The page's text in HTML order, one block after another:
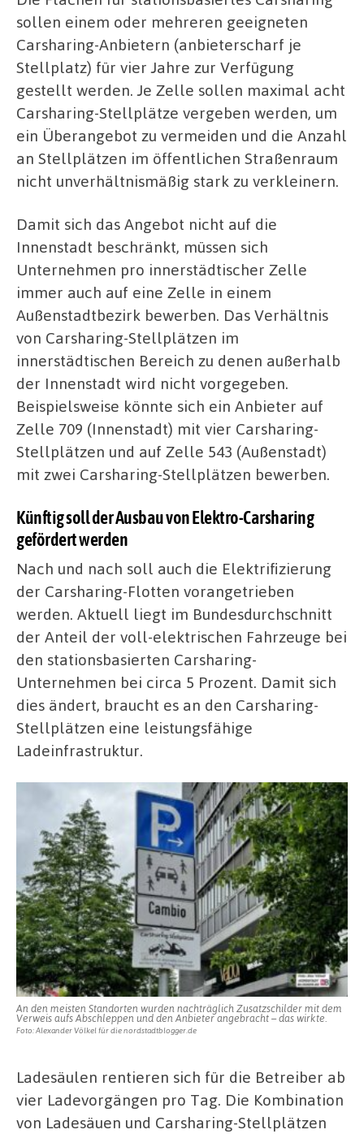
sollen einem oder mehreren geeigneten
Carsharing-Anbietern (anbieterscharf je
Stellplatz) für vier Jahre zur Verfügung
gestellt werden. Je Zelle sollen maximal acht
Carsharing-Stellplätze vergeben werden, um
ein Überangebot zu vermeiden und die Anzahl
an Stellplätzen im öffentlichen Straßenraum
nicht unverhältnismäßig stark zu verkleinern.
Damit sich das Angebot nicht auf die
Innenstadt beschränkt, müssen sich
Unternehmen pro innerstädtischer Zelle
immer auch auf eine Zelle in einem
Außenstadtbezirk bewerben. Das Verhältnis
von Carsharing-Stellplätzen im
innerstädtischen Bereich zu denen außerhalb
der Innenstadt wird nicht vorgegeben.
Beispielsweise könnte sich ein Anbieter auf
Zelle 709 (Innenstadt) mit vier Carsharing-
Stellplätzen und auf Zelle 543 (Außenstadt)
mit zwei Carsharing-Stellplätzen bewerben.
Künftig soll der Ausbau von Elektro-Carsharing
gefördert werden
Nach und nach soll auch die Elektrifizierung
der Carsharing-Flotten vorangetrieben
werden. Aktuell liegt im Bundesdurchschnitt
der Anteil der voll-elektrischen Fahrzeuge bei
den stationsbasierten Carsharing-
Unternehmen bei circa 5 Prozent. Damit sich
dies ändert, braucht es an den Carsharing-
Stellplätzen eine leistungsfähige
Ladeinfrastruktur.
An den meisten Standorten wurden nachträglich Zusatzschilder mit dem
Verweis aufs Abschleppen und den Anbieter angebracht – das wirkte.
Foto: Alexander Völkel für die nordstadtblogger.de
Ladesäulen rentieren sich für die Betreiber ab
vier Ladevorgängen pro Tag. Die Kombination
von Ladesäuen und Carsharing-Stellplätzen